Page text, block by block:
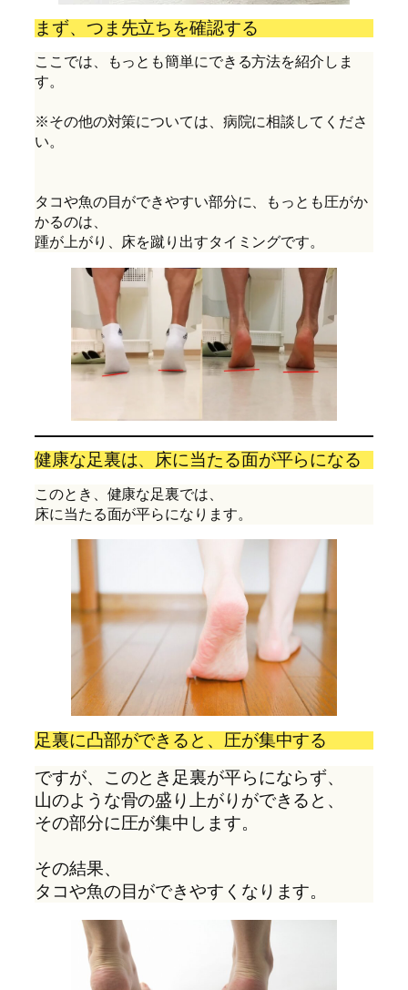
まず、つま先立ちを確認する
ここでは、もっとも簡単にできる方法を紹介しま
す。
※その他の対策については、病院に相談してくださ
い。
タコや魚の目ができやすい部分に、もっとも圧がか
かるのは、
踵が上がり、床を蹴り出すタイミングです。
健康な足裏は、床に当たる面が平らになる
このとき、健康な足裏では、
床に当たる面が平らになります。
足裏に凸部ができると、圧が集中する
ですが、このとき足裏が平らにならず、
山のような骨の盛り上がりができると、
その部分に圧が集中します。
その結果、
タコや魚の目ができやすくなります。